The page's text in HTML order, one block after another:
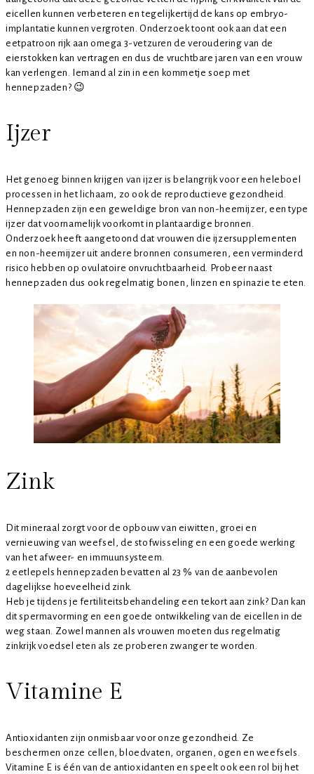
eicellen kunnen verbeteren en tegelijkertijd de kans op embryo-
implantatie kunnen vergroten. Onderzoek toont ook aan dat een
eetpatroon rijk aan omega 3-vetzuren de veroudering van de
eierstokken kan vertragen en dus de vruchtbare jaren van een vrouw
kan verlengen. Iemand al zin in een kommetje soep met
hennepzaden? 😉
Ijzer
Het genoeg binnen krijgen van ijzer is belangrijk voor een heleboel
processen in het lichaam, zo ook de reproductieve gezondheid.
Hennepzaden zijn een geweldige bron van non-heemijzer, een type
ijzer dat voornamelijk voorkomt in plantaardige bronnen.
Onderzoek heeft aangetoond dat vrouwen die ijzersupplementen
en non-heemijzer uit andere bronnen consumeren, een verminderd
risico hebben op ovulatoire onvruchtbaarheid. Probeer naast
hennepzaden dus ook regelmatig bonen, linzen en spinazie te eten.
Zink
Dit mineraal zorgt voor de opbouw van eiwitten, groei en
vernieuwing van weefsel, de stofwisseling en een goede werking
van het afweer- en immuunsysteem.
2 eetlepels hennepzaden bevatten al 23 % van de aanbevolen
dagelijkse hoeveelheid zink.
Heb je tijdens je fertiliteitsbehandeling een tekort aan zink? Dan kan
dit spermavorming en een goede ontwikkeling van de eicellen in de
weg staan. Zowel mannen als vrouwen moeten dus regelmatig
zinkrijk voedsel eten als ze proberen zwanger te worden.
Vitamine E
Antioxidanten zijn onmisbaar voor onze gezondheid. Ze
beschermen onze cellen, bloedvaten, organen, ogen en weefsels.
Vitamine E is één van de antioxidanten en speelt ook een rol bij het